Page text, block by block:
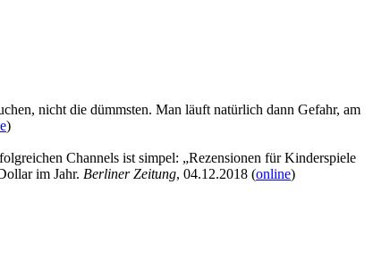
nicht die dümmsten. Man läuft natürlich dann Gefahr, am
)
Channels ist simpel: „Rezensionen für Kinderspiele
im Jahr. Berliner Zeitung, 04.12.2018 (online)